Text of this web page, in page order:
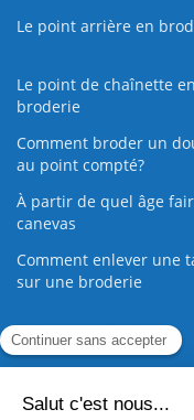
Le point arrière en
Le point de chaînette en
broderie
Comment broder un
au point compté?
À partir de quel âge
canevas
Comment enlever une
sur une broderie
Guide de la Broderie